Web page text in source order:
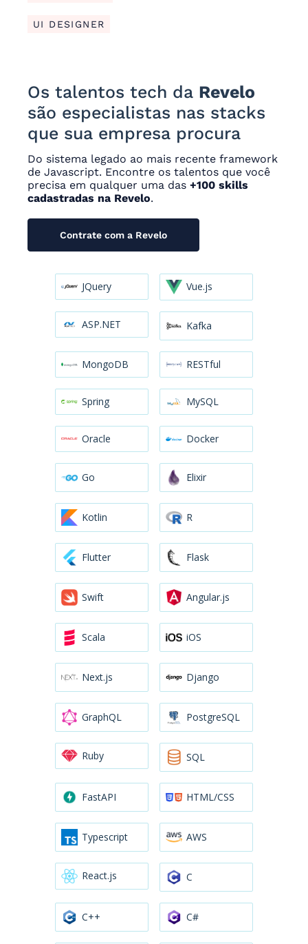
UI DESIGNER
Os talentos tech da Revelo
são especialistas nas stacks
que sua empresa procura
Do sistema legado ao mais recente framework
de Javascript. Encontre os talentos que você
precisa em qualquer uma das +100 skills
cadastradas na Revelo.
Contrate com a Revelo
JQuery Vue.js
ASP.NET Kafka
MongoDB RESTful
Spring MySQL
Oracle Docker
Go Elixir
Kotlin R
Flutter Flask
Swift Angular.js
Scala iOS
Next.js Django
GraphQL PostgreSQL
Ruby SQL
FastAPI HTML/CSS
Typescript AWS
React.js C
C++ C#